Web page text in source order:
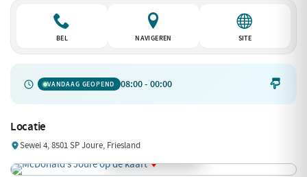
BEL NAVIGEREN SITE
VANDAAG GEOPEND 08:00 - 00:00 
Locatie
Sewei 4, 8501 SP Joure, Friesland